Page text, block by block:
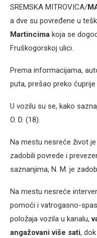
SREMSKA MITROVICA/
a dve su povređene u
Martincima koja se
Fruškogorskoj ulici.
Prema informacijama,
puta, prešao preko
U vozilu su se, kako
O. D. (18).
Na mestu nesreće život je
zadobili povrede i
saznanjima, N. M. je
Na mestu nesreće
pomoći i vatrogasno-
položaja vozila u kanalu,
angažovani više sati,